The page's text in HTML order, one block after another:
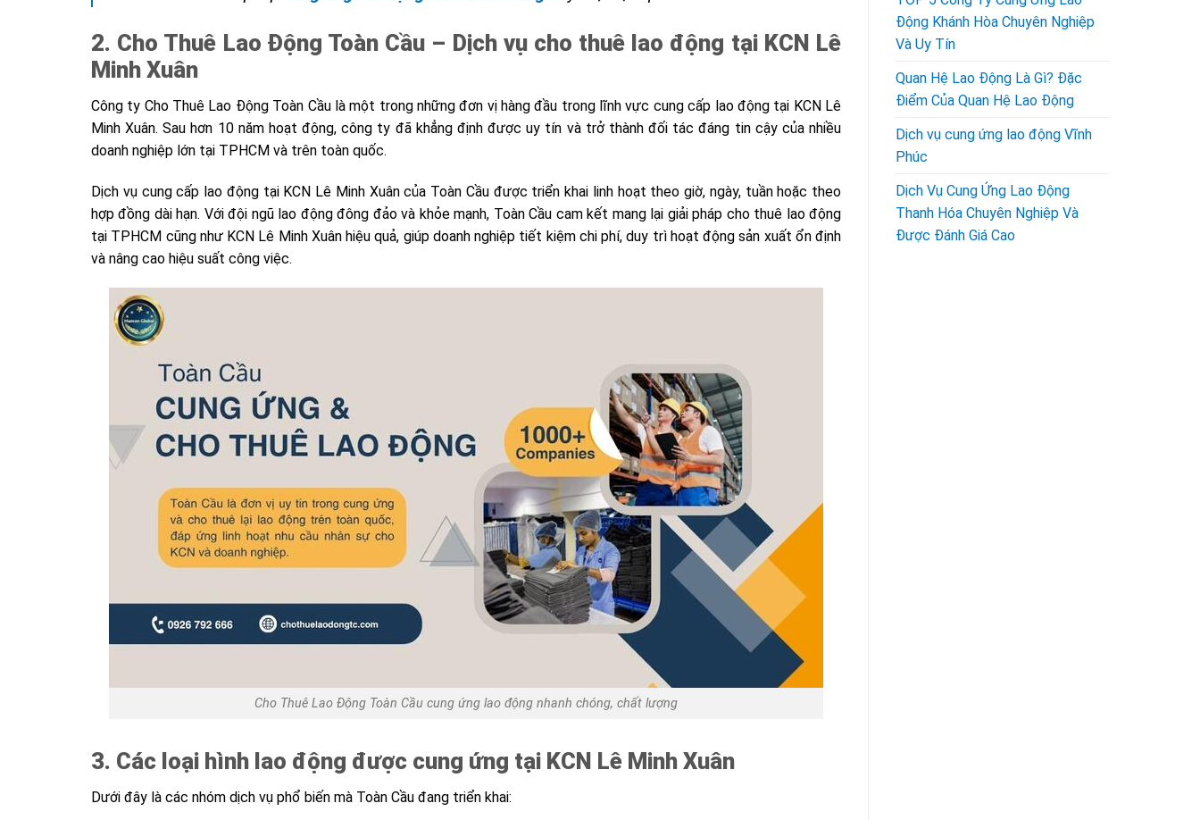
2. Cho Thuê Lao Động Toàn Cầu – Dịch vụ cho thuê lao động tại KCN Lê
Minh Xuân
Công ty Cho Thuê Lao Động Toàn Cầu là một trong những đơn vị hàng đầu trong lĩnh vực cung cấp lao động tại KCN Lê
Minh Xuân. Sau hơn 10 năm hoạt động, công ty đã khẳng định được uy tín và trở thành đối tác đáng tin cậy của nhiều
doanh nghiệp lớn tại TPHCM và trên toàn quốc.
Dịch vụ cung cấp lao động tại KCN Lê Minh Xuân của Toàn Cầu được triển khai linh hoạt theo giờ, ngày, tuần hoặc theo
hợp đồng dài hạn. Với đội ngũ lao động đông đảo và khỏe mạnh, Toàn Cầu cam kết mang lại giải pháp cho thuê lao động
tại TPHCM cũng như KCN Lê Minh Xuân hiệu quả, giúp doanh nghiệp tiết kiệm chi phí, duy trì hoạt động sản xuất ổn định
và nâng cao hiệu suất công việc.
Cho Thuê Lao Động Toàn Cầu cung ứng lao động nhanh chóng, chất lượng
3. Các loại hình lao động được cung ứng tại KCN Lê Minh Xuân
Dưới đây là các nhóm dịch vụ phổ biến mà Toàn Cầu đang triển khai:
Động Khánh Hòa Chuyên Nghiệp
Và Uy Tín
Quan Hệ Lao Động Là Gì? Đặc
Điểm Của Quan Hệ Lao Động
Dịch vụ cung ứng lao động Vĩnh
Phúc
Dịch Vụ Cung Ứng Lao Động
Thanh Hóa Chuyên Nghiệp Và
Được Đánh Giá Cao